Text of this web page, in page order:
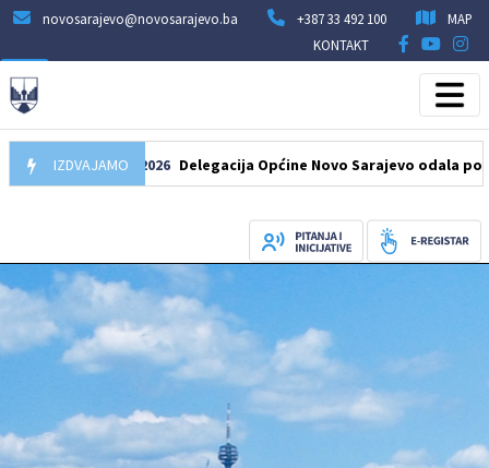
novosarajevo@novosarajevo.ba +387 33 492 100
MAP
KONTAKT
IZDVAJAMO
07.08.2026 Delegacija Općine Novo Sarajevo odala počast